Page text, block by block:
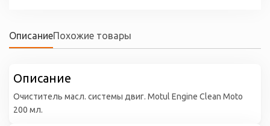
ОписаниеПохожие товары
Описание
Очиститель масл. системы двиг. Motul Engine Clean Moto
200 мл.